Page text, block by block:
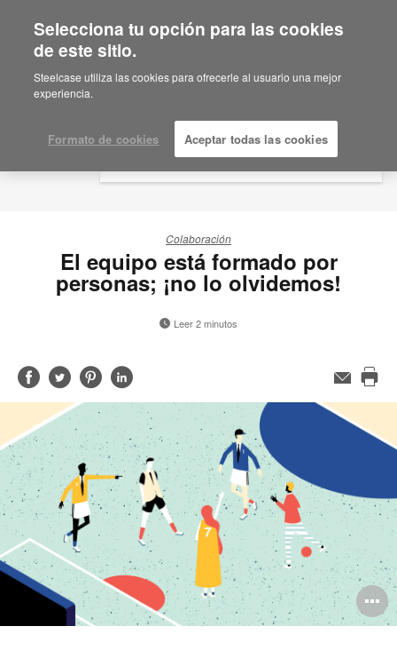
Are you in United States?
Would you like to see Products we sell in
your region?
English
Español
Colaboración
El equipo está formado por
personas; ¡no lo olvidemos!
Leer 2 minutos
Compartir
en
Facebook
Compartir
en
Twitter
Compartir
en
Pinterest
Compartir
en
Linked-
in
Correo
Selecciona tu opción para las cookies
de este sitio.
Steelcase utiliza las cookies para ofrecerle al usuario una mejor
experiencia.
Formato de cookies Aceptar todas las cookies